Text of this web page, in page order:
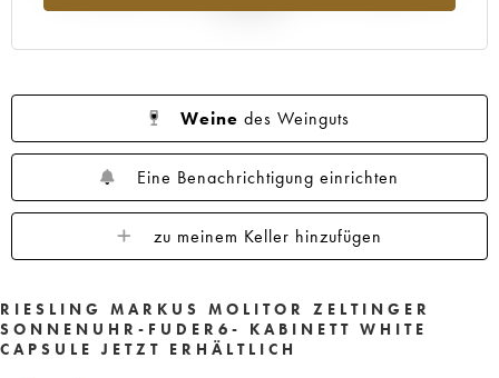
Weine des Weinguts
Eine Benachrichtigung einrichten
zu meinem Keller hinzufügen
RIESLING MARKUS MOLITOR ZELTINGER
SONNENUHR-FUDER6- KABINETT WHITE
CAPSULE JETZT ERHÄLTLICH